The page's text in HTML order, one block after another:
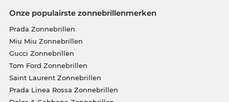
Onze populairste zonnebrillenmerken
Prada Zonnebrillen
Miu Miu Zonnebrillen
Gucci Zonnebrillen
Tom Ford Zonnebrillen
Saint Laurent Zonnebrillen
Prada Linea Rossa Zonnebrillen